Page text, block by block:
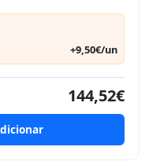
+9,50€/un
144,52€